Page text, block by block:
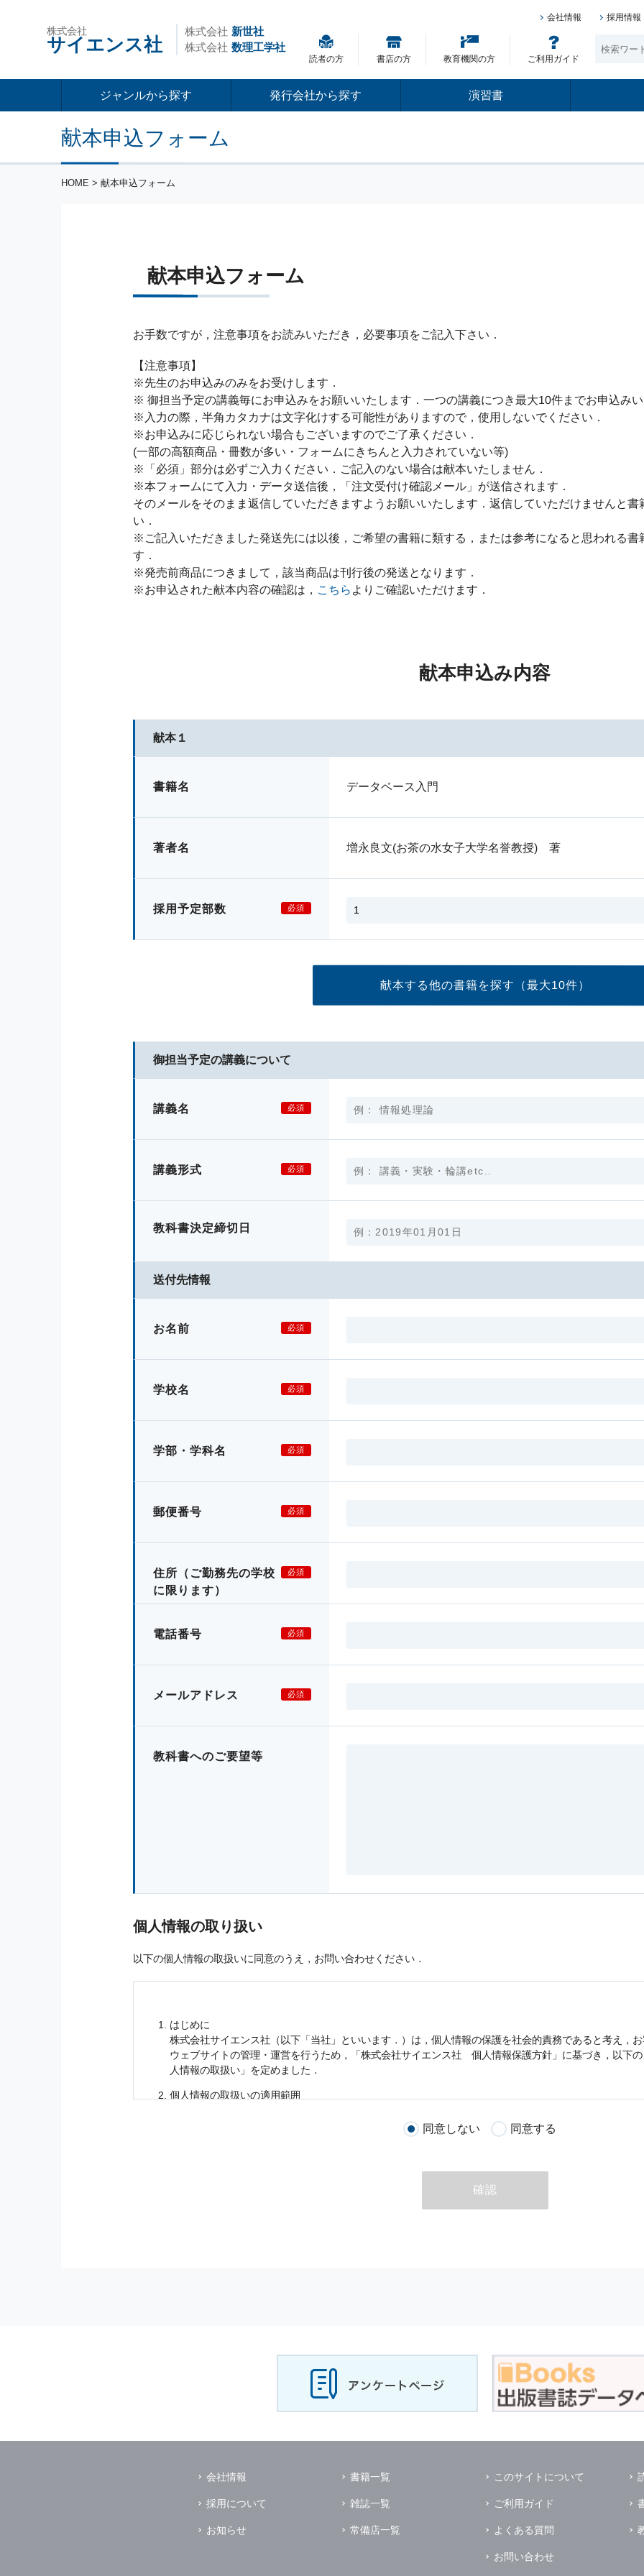
株式会社
サイエンス社
株式会社 新世社
株式会社 数理工学社
会社情報 採用情報
読者の方 書店の方 教育機関の方 ご利用ガイド
ジャンルから探す 発行会社から探す 演習書
献本申込フォーム
HOME > 献本申込フォーム
献本申込フォーム
お手数ですが，注意事項をお読みいただき，必要事項をご記入下さい．
【注意事項】
※先生のお申込みのみをお受けします．
※ 御担当予定の講義毎にお申込みをお願いいたします．一つの講義につき最大10件までお申込み
※入力の際，半角カタカナは文字化けする可能性がありますので，使用しないでください．
※お申込みに応じられない場合もございますのでご了承ください．
(一部の高額商品・冊数が多い・フォームにきちんと入力されていない等)
※「必須」部分は必ずご入力ください．ご記入のない場合は献本いたしません．
※本フォームにて入力・データ送信後，「注文受付け確認メール」が送信されます．
そのメールをそのまま返信していただきますようお願いいたします．返信していただけませんと
い．
※ご記入いただきました発送先には以後，ご希望の書籍に類する，または参考になると思われる
す．
※発売前商品につきまして，該当商品は刊行後の発送となります．
※お申込された献本内容の確認は， こちら よりご確認いただけます．
献本申込み内容
献本１
書籍名 データベース入門
著者名 増永良文(お茶の水女子大学名誉教授) 著
採用予定部数 必須
献本する他の書籍を探す （最大10件）
御担当予定の講義について
講義名 必須
講義形式 必須
教科書決定締切日
送付先情報
お名前 必須
学校名 必須
学部・学科名 必須
郵便番号 必須
住所 （ご勤務先の学校
に限ります）
必須
電話番号 必須
メールアドレス 必須
教科書へのご要望等
個人情報の取り扱い
以下の個人情報の取扱いに同意のうえ，お問い合わせください．
はじめに
株式会社サイエンス社（以下「当社」といいます．）は，個人情報の保護を社会的責務であると考え，
ウェブサイトの管理・運営を行うため，「株式会社サイエンス社 個人情報保護方針」に基づき，以下
人情報の取扱い」を定めました．
個人情報の取扱いの適用範囲
個人情報 個人情報
の他に，以下の各号に定める目的のために利用することがあります．
本サービスの提供または以下に定める目的以外に，当社はお客様の個人情報利用することはありません．
の正確性及び安全性を確保する為，個人情報へのアクセス管理，持ち出し手段の制限，
破壊，改ざんなどに対しては，合理的な安全対策を講じるとともに，万一，漏洩等個人情報に関する事
を含む適切な対策を速やかに講じます．
の預託について
その場合は，業務委託先の適切な管理及び監督を行います．
個人情報の第三者への開示
当社は，個人情報 を本人の許可無く他の事業者や個人などの第三者に提供および公開することはありま
ただし，以下に該当する場合はその限りではありません．
（1） 情報提供について本人の同意がある場合
を開示する場合．ただし，この場合に開示
同意しない 同意する
確認
会社情報
採用について
お知らせ
書籍一覧
雑誌一覧
常備店一覧
このサイトについて
ご利用ガイド
よくある質問
お問い合わせ